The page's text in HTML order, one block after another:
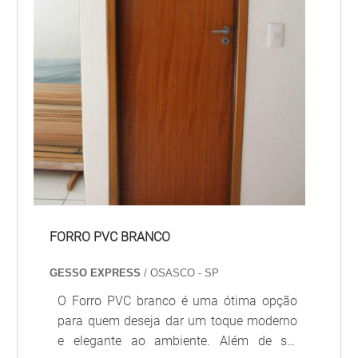
FORRO PVC BRANCO
GESSO EXPRESS/ OSASCO - SP
O Forro PVC branco é uma ótima opção
para quem deseja dar um toque moderno
e elegante ao ambiente. Além de ser